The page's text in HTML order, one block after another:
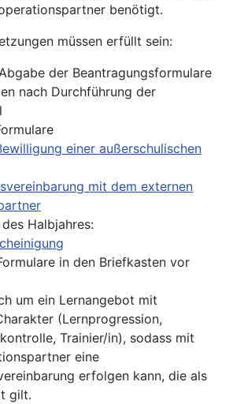
benötigt.
müssen erfüllt sein:
der Beantragungsformulare
nach Durchführung der
einer außerschulischen
mit dem externen
Halbjahres:
in den Briefkasten vor
um ein Lernangebot mit
(Lernprogression,
Trainier/in), sodass mit
eine
erfolgen kann, die als
gilt.